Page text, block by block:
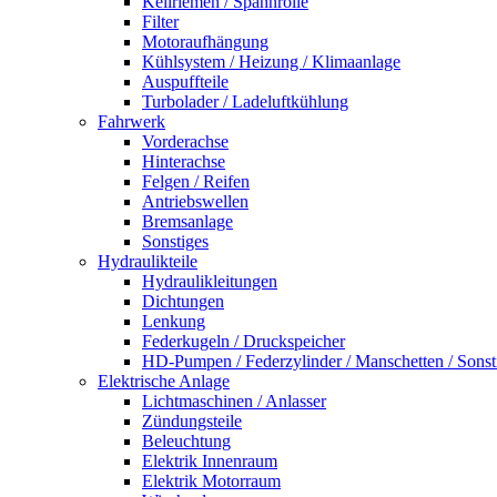
Filter
Motoraufhängung
Kühlsystem / Heizung / Klimaanlage
Auspuffteile
Turbolader / Ladeluftkühlung
Fahrwerk
Vorderachse
Hinterachse
Felgen / Reifen
Antriebswellen
Bremsanlage
Sonstiges
Hydraulikteile
Hydraulikleitungen
Dichtungen
Lenkung
Federkugeln / Druckspeicher
HD-Pumpen / Federzylinder / Manschetten /
Elektrische Anlage
Lichtmaschinen / Anlasser
Zündungsteile
Beleuchtung
Elektrik Innenraum
Elektrik Motorraum